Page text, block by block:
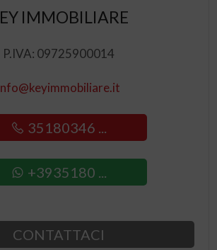
IMMOBILIARE
P.IVA: 09725900014
35180346 ...
+3935180 ...
CONTATTACI